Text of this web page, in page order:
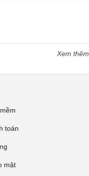
Xem thêm
toán
mật